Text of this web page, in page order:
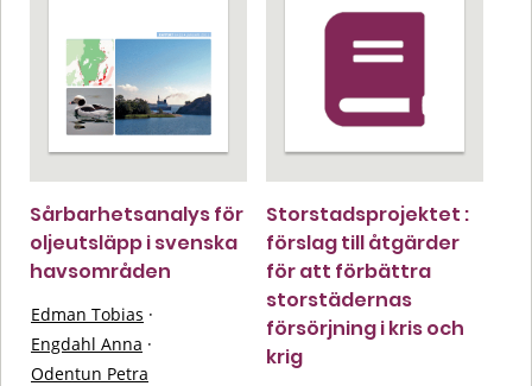
Sårbarhetsanalys för
oljeutsläpp i svenska
havsområden
Edman Tobias ·
Engdahl Anna ·
Odentun Petra
Storstadsprojektet :
förslag till åtgärder
för att förbättra
storstädernas
försörjning i kris och
krig